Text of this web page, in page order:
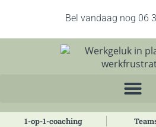
Bel vandaag nog 06
1-op-1-coaching